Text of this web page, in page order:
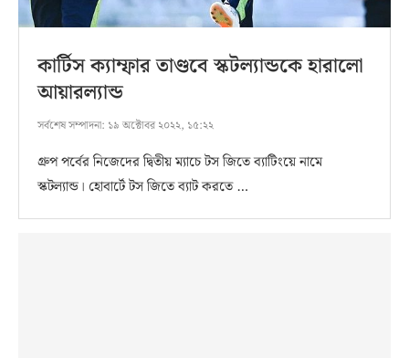
কার্টিস ক্যাম্ফার তাণ্ডবে স্কটল্যান্ডকে হারালো
আয়ারল্যান্ড
সর্বশেষ সম্পাদনা: ১৯ অক্টোবর ২০২২, ১৫:২২
গ্রুপ পর্বের নিজেদের দ্বিতীয় ম্যাচে টস জিতে ব্যাটিংয়ে নামে
স্কটল্যান্ড। হোবার্টে টস জিতে ব্যাট করতে …